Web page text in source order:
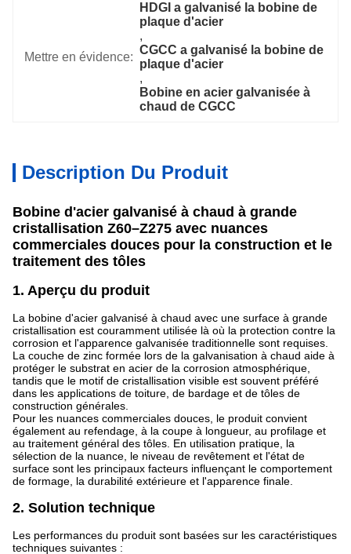
Mettre en évidence:
HDGI a galvanisé la bobine de
plaque d'acier
,
CGCC a galvanisé la bobine de
plaque d'acier
,
Bobine en acier galvanisée à
chaud de CGCC
Description Du Produit
Bobine d'acier galvanisé à chaud à grande
cristallisation Z60–Z275 avec nuances
commerciales douces pour la construction et le
traitement des tôles
1. Aperçu du produit
La bobine d'acier galvanisé à chaud avec une surface à grande
cristallisation est couramment utilisée là où la protection contre la
corrosion et l'apparence galvanisée traditionnelle sont requises.
La couche de zinc formée lors de la galvanisation à chaud aide à
protéger le substrat en acier de la corrosion atmosphérique,
tandis que le motif de cristallisation visible est souvent préféré
dans les applications de toiture, de bardage et de tôles de
construction générales.
Pour les nuances commerciales douces, le produit convient
également au refendage, à la coupe à longueur, au profilage et
au traitement général des tôles. En utilisation pratique, la
sélection de la nuance, le niveau de revêtement et l'état de
surface sont les principaux facteurs influençant le comportement
de formage, la durabilité extérieure et l'apparence finale.
2. Solution technique
Les performances du produit sont basées sur les caractéristiques
techniques suivantes :